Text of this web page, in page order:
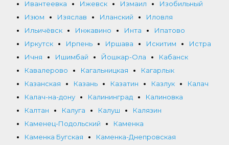
Ивантеевка Ижевск Измаил
Изобильный
Изюм
Изяслав Иланский
Иловля
Ильичёвск
Инжавино Инта
Ипатово
Иркутск
Ирпень Иршава Искитим
Истра
Ичня
Ишимбай Йошкар-Ола
Кабанск
Кавалерово
Кагальницкая
Кагарлык
Казанская
Казань Казатин Казлук
Калач
Калач-на-дону
Калининград
Калиновка
Калтан
Калуга Калуш
Калязин
Каменец-Подольский
Каменка
Каменка Бугская
Каменка-Днепровская